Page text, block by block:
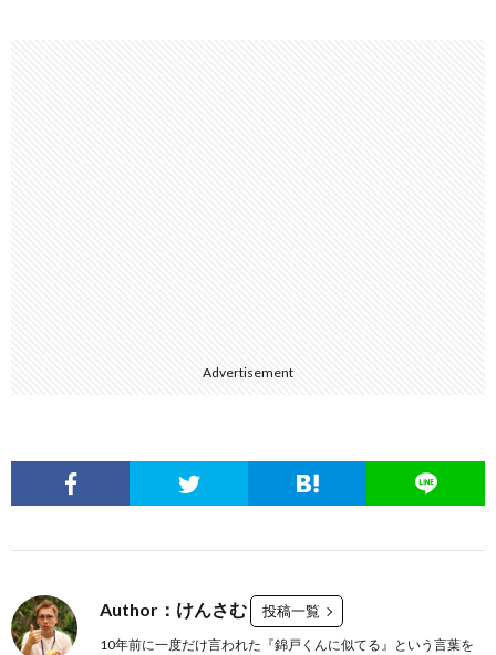
Advertisement
Author：けんさむ 投稿一覧
10年前に一度だけ言われた『錦戸くんに似てる』という言葉を